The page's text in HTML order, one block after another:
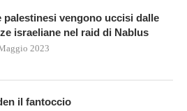
palestinesi vengono uccisi dalle
israeliane nel raid di Nablus
2023
il fantoccio